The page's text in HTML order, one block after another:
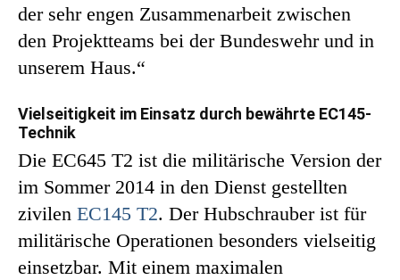
der sehr engen Zusammenarbeit zwischen
den Projektteams bei der Bundeswehr und in
unserem Haus.“
Vielseitigkeit im Einsatz durch bewährte EC145-
Technik
Die EC645 T2 ist die militärische Version der
im Sommer 2014 in den Dienst gestellten
zivilen EC145 T2. Der Hubschrauber ist für
militärische Operationen besonders vielseitig
einsetzbar. Mit einem maximalen